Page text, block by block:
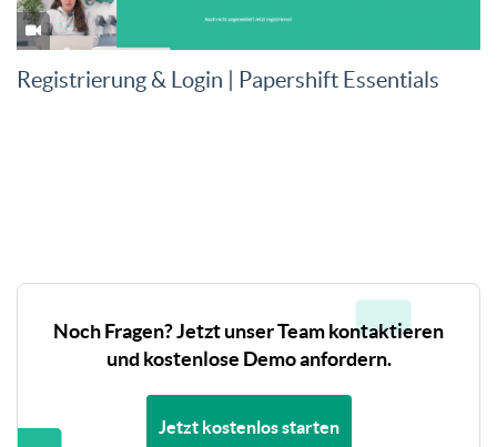
Registrierung & Login | Papershift Essentials
Noch Fragen? Jetzt unser Team kontaktieren
und kostenlose Demo anfordern.
Jetzt kostenlos starten